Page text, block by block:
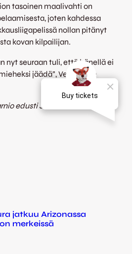
tasoinen maalivahti on
joten kahdessa
nollan pitänyt
kovan kilpailijan.
nyt seuraan tuli, että hänellä ei
jäädä”, Vesalainen
edusti JJK:ta 2000-luvun
jatkuu Arizonassa
merkeissä